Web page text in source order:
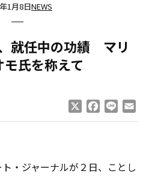
1月8日NEWS
就任中の功績 マリ
氏を称えて
Facebook
Line
・ジャーナルが２日、ことし